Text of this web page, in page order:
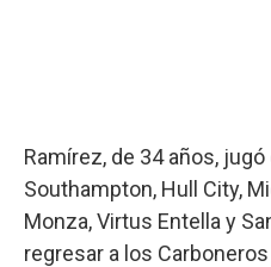
Ramírez, de 34 años,
Southampton, Hull City,
Monza, Virtus Entella y
regresar a los